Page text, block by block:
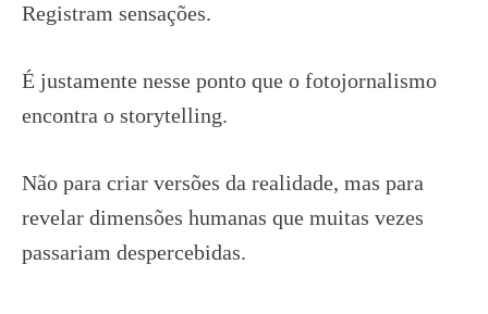
Registram sensações.
É justamente nesse ponto que o fotojornalismo
encontra o storytelling.
Não para criar versões da realidade, mas para
revelar dimensões humanas que muitas vezes
passariam despercebidas.